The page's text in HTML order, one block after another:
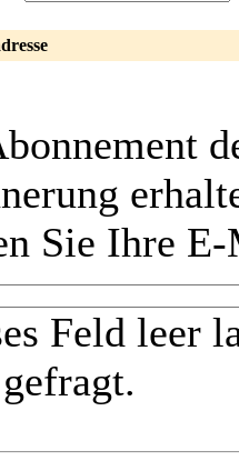
Sie Ihre
Feld leer